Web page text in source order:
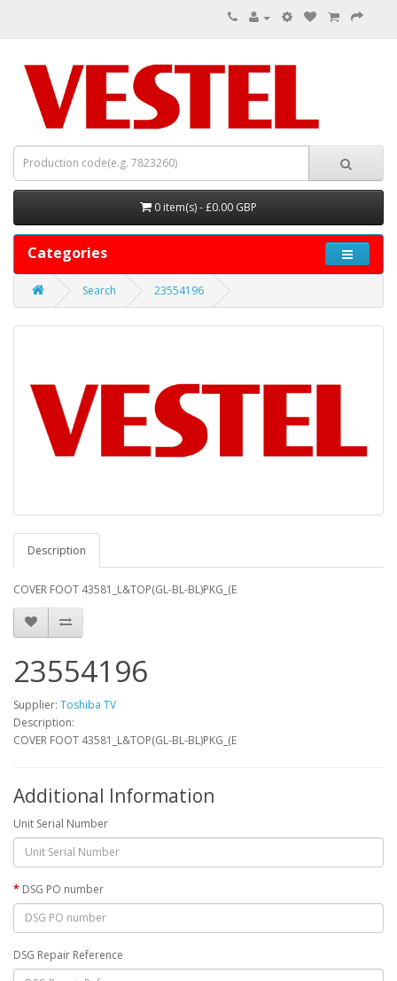
0 item(s) - £0.00 GBP
Categories
Search 23554196
Description
COVER FOOT 43581_L&TOP(GL-BL-BL)PKG_(E
23554196
Supplier: Toshiba TV
Description:
COVER FOOT 43581_L&TOP(GL-BL-BL)PKG_(E
Additional Information
Unit Serial Number
DSG PO number
DSG Repair Reference